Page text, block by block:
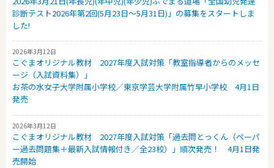
診断テスト2026年第2回(5月23日～5月31日)」の募集をスタートしま
した!
2026年3月12日
こぐまオリジナル教材 2027年度入試対策「教室指導者からのメッセ
ージ（入試資料集）」
お茶の水女子大学附属小学校／東京学芸大学附属竹早小学校 4月1日
発売
2026年3月12日
こぐまオリジナル教材 2027年度入試対策「過去問とっくん（ペーパ
ー過去問題集＋最新入試情報付き／全23校）」順次発売！ 4月1日発
売開始